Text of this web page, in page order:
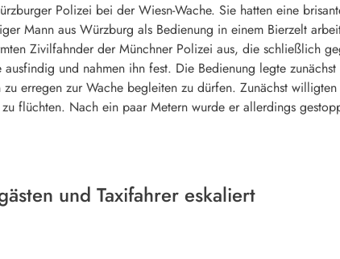
Polizei bei der Wiesn-Wache. Sie hatten eine
Mann aus Würzburg als Bedienung in einem Bierzelt
Zivilfahnder der Münchner Polizei aus, die schließlich
und nahmen ihn fest. Die Bedienung legte
erregen zur Wache begleiten zu dürfen. Zunächst
flüchten. Nach ein paar Metern wurde er allerdings
und Taxifahrer eskaliert